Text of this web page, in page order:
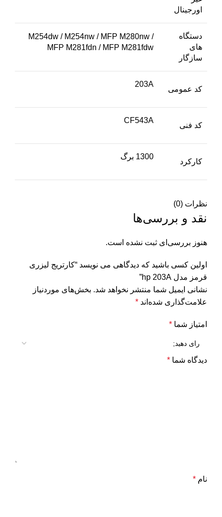
اورجینال
دستگاه
های
سازگار
M254dw / M254nw / MFP M280nw /
MFP M281fdn / MFP M281fdw
کد عمومی
203A
کد فنی
CF543A
کارکرد
1300 برگ
نظرات (0)
نقد و بررسی‌ها
هنوز بررسی‌ای ثبت نشده است.
اولین کسی باشید که دیدگاهی می نویسد “کارتریج لیزری
قرمز مدل hp 203A”
نشانی ایمیل شما منتشر نخواهد شد. بخش‌های موردنیاز
علامت‌گذاری شده‌اند *
امتیاز شما *
دیدگاه شما *
نام *